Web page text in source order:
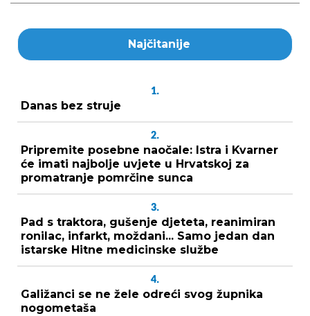
Najčitanije
1.
Danas bez struje
2.
Pripremite posebne naočale: Istra i Kvarner
će imati najbolje uvjete u Hrvatskoj za
promatranje pomrčine sunca
3.
Pad s traktora, gušenje djeteta, reanimiran
ronilac, infarkt, moždani... Samo jedan dan
istarske Hitne medicinske službe
4.
Galižanci se ne žele odreći svog župnika
nogometaša